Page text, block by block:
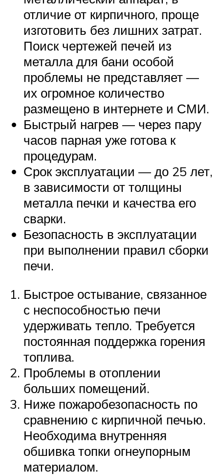
отличие от кирпичного, проще
изготовить без лишних затрат.
Поиск чертежей печей из
металла для бани особой
проблемы не представляет —
их огромное количество
размещено в интернете и СМИ.
Быстрый нагрев — через пару
часов парная уже готова к
процедурам.
Срок эксплуатации — до 25 лет,
в зависимости от толщины
металла печки и качества его
сварки.
Безопасность в эксплуатации
при выполнении правил сборки
печи.
Быстрое остывание, связанное
с неспособностью печи
удерживать тепло. Требуется
постоянная поддержка горения
топлива.
Проблемы в отоплении
больших помещений.
Ниже пожаробезопасность по
сравнению с кирпичной печью.
Необходима внутренняя
обшивка топки огнеупорным
материалом.